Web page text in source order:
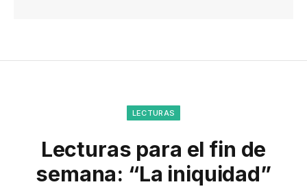
LECTURAS
Lecturas para el fin de
semana: “La iniquidad”